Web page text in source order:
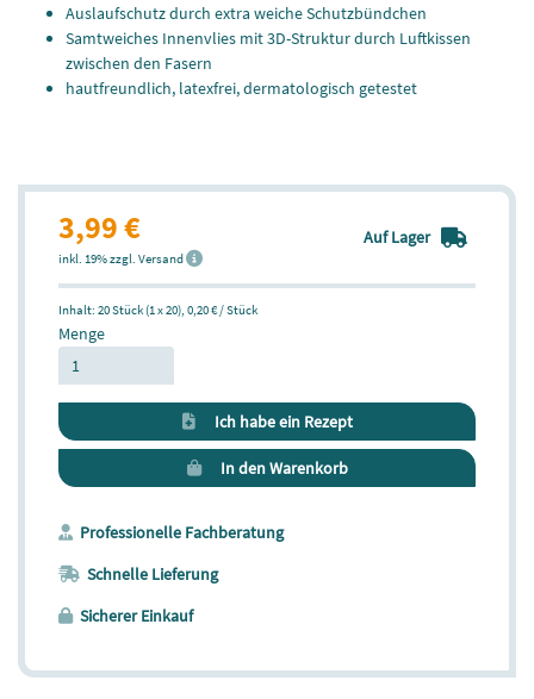
Auslaufschutz durch extra weiche Schutzbündchen
Samtweiches Innenvlies mit 3D-Struktur durch Luftkissen
zwischen den Fasern
hautfreundlich, latexfrei, dermatologisch getestet
3,99 €
inkl. 19% zzgl. Versand
Auf Lager
Inhalt: 20 Stück (1 x 20), 0,20 € / Stück
Menge
Ich habe ein Rezept
In den Warenkorb
Professionelle Fachberatung
Schnelle Lieferung
Sicherer Einkauf